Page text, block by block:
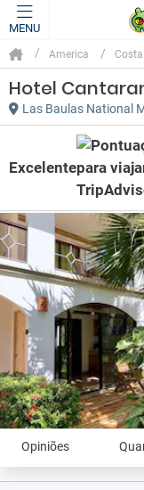
MENU
America Costa
Hotel
Las Baulas National
Excelente
Opiniões